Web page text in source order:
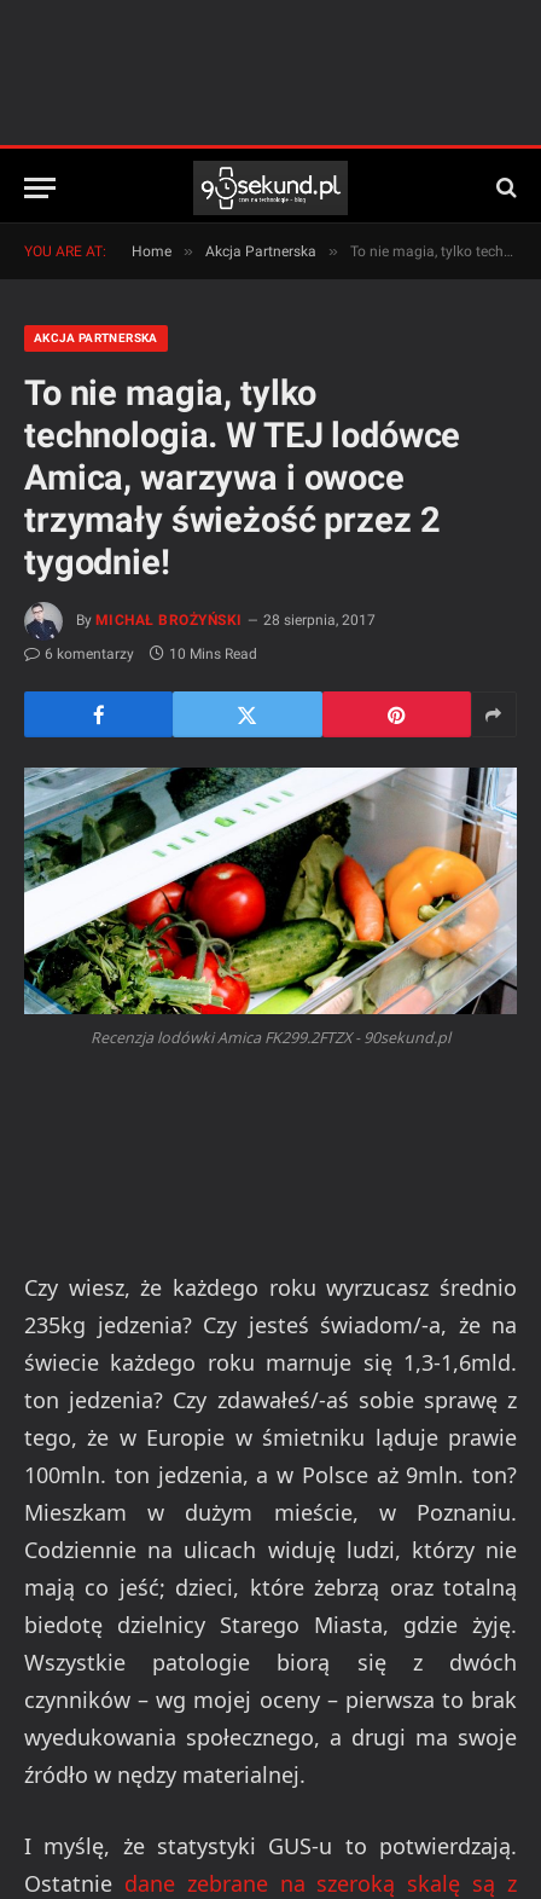
YOU ARE AT: Home » Akcja Partnerska » To nie magia, tylko technologia. W TEJ lodówce Amica, warzywa i owoce trzymały świeżość przez 2 tygodnie!
AKCJA PARTNERSKA
To nie magia, tylko
technologia. W TEJ lodówce
Amica, warzywa i owoce
trzymały świeżość przez 2
tygodnie!
By MICHAŁ BROŻYŃSKI
28 sierpnia, 2017
6 komentarzy
10 Mins Read
Recenzja lodówki Amica FK299.2FTZX - 90sekund.pl
Czy wiesz, że każdego roku wyrzucasz średnio
235kg jedzenia? Czy jesteś świadom/-a, że na
świecie każdego roku marnuje się 1,3-1,6mld.
ton jedzenia? Czy zdawałeś/-aś sobie sprawę z
tego, że w Europie w śmietniku ląduje prawie
100mln. ton jedzenia, a w Polsce aż 9mln. ton?
Mieszkam w dużym mieście, w Poznaniu.
Codziennie na ulicach widuję ludzi, którzy nie
mają co jeść; dzieci, które żebrzą oraz totalną
biedotę dzielnicy Starego Miasta, gdzie żyję.
Wszystkie patologie biorą się z dwóch
czynników – wg mojej oceny – pierwsza to brak
wyedukowania społecznego, a drugi ma swoje
źródło w nędzy materialnej.
I myślę, że statystyki GUS-u to potwierdzają.
Ostatnie dane zebrane na szeroką skalę są z